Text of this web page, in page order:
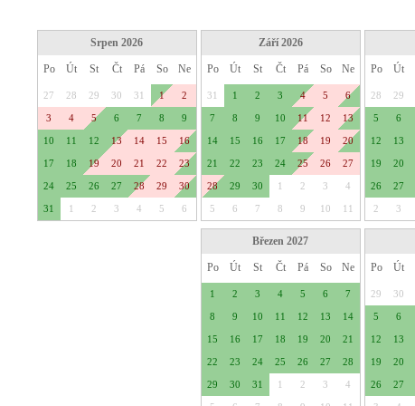
Srpen 2026
Po Út St Čt Pá So Ne
27 28 29 30 31 1 2
3 4 5 6 7 8 9
10 11 12 13 14 15 16
17 18 19 20 21 22 23
24 25 26 27 28 29 30
31 1 2 3 4 5 6
Září 2026
Po Út St Čt Pá So Ne
31 1 2 3 4 5 6
7 8 9 10 11 12 13
14 15 16 17 18 19 20
21 22 23 24 25 26 27
28 29 30 1 2 3 4
5 6 7 8 9 10 11
Po Út
28 29
5 6
12 13
19 20
26 27
2 3
Březen 2027
Po Út St Čt Pá So Ne
1 2 3 4 5 6 7
8 9 10 11 12 13 14
15 16 17 18 19 20 21
22 23 24 25 26 27 28
29 30 31 1 2 3 4
Po Út
29 30
5 6
12 13
19 20
26 27